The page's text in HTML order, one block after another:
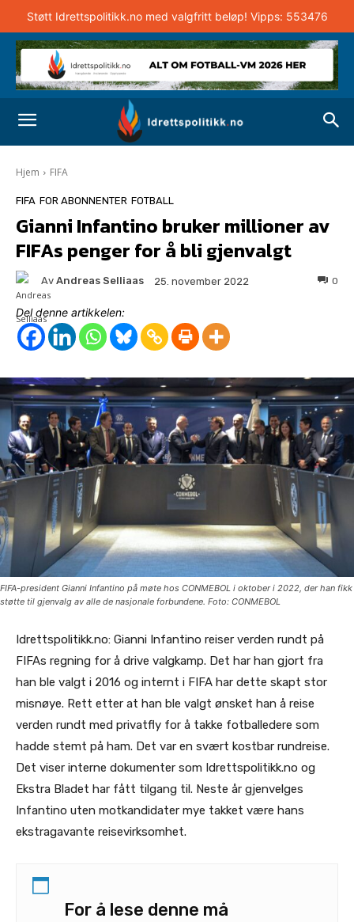
Støtt Idrettspolitikk.no med valgfritt beløp! Vipps: 553476
Hjem FIFA
FIFA FOR ABONNENTER FOTBALL
Gianni Infantino bruker millioner av
FIFAs penger for å bli gjenvalgt
Av Andreas Selliaas 25. november 2022 0
Del denne artikkelen:
FIFA-president Gianni Infantino på møte hos CONMEBOL i oktober i 2022, der han fikk
støtte til gjenvalg av alle de nasjonale forbundene. Foto: CONMEBOL
Idrettspolitikk.no: Gianni Infantino reiser verden rundt på
FIFAs regning for å drive valgkamp. Det har han gjort fra
han ble valgt i 2016 og internt i FIFA har dette skapt stor
misnøye. Rett etter at han ble valgt ønsket han å reise
verden rundt med privatfly for å takke fotballedere som
hadde stemt på ham. Det var en svært kostbar rundreise.
Det viser interne dokumenter som Idrettspolitikk.no og
Ekstra Bladet har fått tilgang til. Neste år gjenvelges
Infantino uten motkandidater mye takket være hans
ekstragavante reisevirksomhet.
For å lese denne må